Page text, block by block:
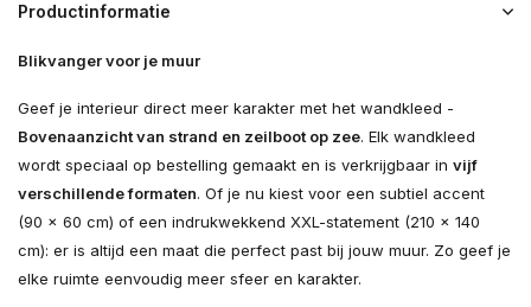
Productinformatie
Blikvanger voor je muur
Geef je interieur direct meer karakter met het wandkleed -
Bovenaanzicht van strand en zeilboot op zee. Elk wandkleed
wordt speciaal op bestelling gemaakt en is verkrijgbaar in vijf
verschillende formaten. Of je nu kiest voor een subtiel accent
(90 × 60 cm) of een indrukwekkend XXL-statement (210 × 140
cm): er is altijd een maat die perfect past bij jouw muur. Zo geef je
elke ruimte eenvoudig meer sfeer en karakter.